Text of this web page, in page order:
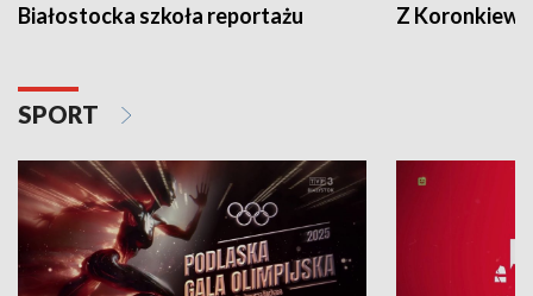
Białostocka szkoła reportażu Z
SPORT